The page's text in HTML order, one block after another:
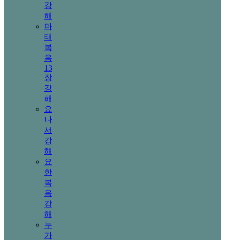
강
해
마
태
복
음
13
장
강
해
요
나
서
강
해
요
한
복
음
강
해
누
가